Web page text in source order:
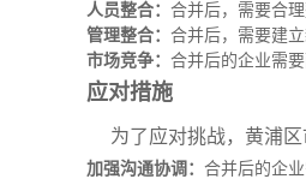
人员整合： 合并后，需要合
管理整合： 合并后，需要建
市场竞争： 合并后的企业需
应对措施
为了应对挑战，黄浦
加强沟通协调： 合并后的企